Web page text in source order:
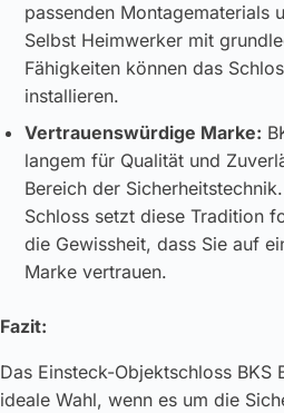
passenden Montagematerials
Selbst Heimwerker mit
Fähigkeiten können das
installieren.
Vertrauenswürdige Marke:
langem für Qualität und
Bereich der
Schloss setzt diese Tradition
die Gewissheit, dass Sie auf
Marke vertrauen.
Fazit:
Das Einsteck-Objektschloss BKS
ideale Wahl, wenn es um die